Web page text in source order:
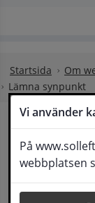
Vi använder
På
webbplatsen
Startsida
Om
Lämna synpunkt
Lämna
Här kan du